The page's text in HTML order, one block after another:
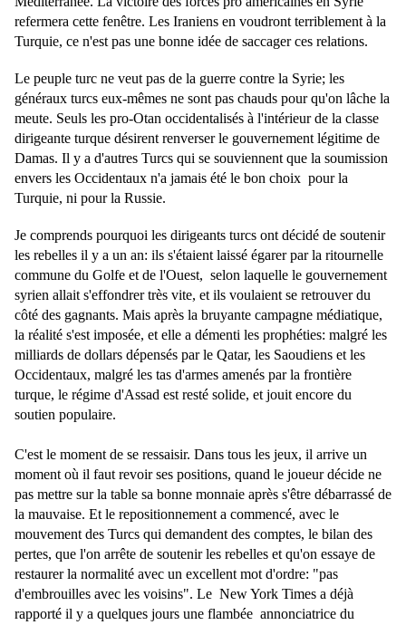
refermera cette fenêtre. Les Iraniens en voudront terriblement à la
Turquie, ce n'est pas une bonne idée de saccager ces relations.
Le peuple turc ne veut pas de la guerre contre la Syrie; les
généraux turcs eux-mêmes ne sont pas chauds pour qu'on lâche la
meute. Seuls les pro-Otan occidentalisés à l'intérieur de la classe
dirigeante turque désirent renverser le gouvernement légitime de
Damas. Il y a d'autres Turcs qui se souviennent que la soumission
envers les Occidentaux n'a jamais été le bon choix pour la
Turquie, ni pour la Russie.
Je comprends pourquoi les dirigeants turcs ont décidé de soutenir
les rebelles il y a un an: ils s'étaient laissé égarer par la ritournelle
commune du Golfe et de l'Ouest, selon laquelle le gouvernement
syrien allait s'effondrer très vite, et ils voulaient se retrouver du
côté des gagnants. Mais après la bruyante campagne médiatique,
la réalité s'est imposée, et elle a démenti les prophéties: malgré les
milliards de dollars dépensés par le Qatar, les Saoudiens et les
Occidentaux, malgré les tas d'armes amenés par la frontière
turque, le régime d'Assad est resté solide, et jouit encore du
soutien populaire.
C'est le moment de se ressaisir. Dans tous les jeux, il arrive un
moment où il faut revoir ses positions, quand le joueur décide ne
pas mettre sur la table sa bonne monnaie après s'être débarrassé de
la mauvaise. Et le repositionnement a commencé, avec le
mouvement des Turcs qui demandent des comptes, le bilan des
pertes, que l'on arrête de soutenir les rebelles et qu'on essaye de
restaurer la normalité avec un excellent mot d'ordre: "pas
d'embrouilles avec les voisins". Le New York Times a déjà
rapporté il y a quelques jours une flambée annonciatrice du